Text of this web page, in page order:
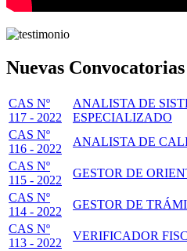
Nuevas Convocatorias
CAS Nº
117 - 2022
ANALISTA DE
ESPECIALIZADO
CAS Nº
116 - 2022
ANALISTA DE
CAS Nº
115 - 2022
GESTOR DE
CAS Nº
114 - 2022
GESTOR DE
CAS Nº
113 - 2022
VERIFICADOR